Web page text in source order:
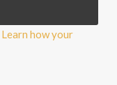
Learn how your